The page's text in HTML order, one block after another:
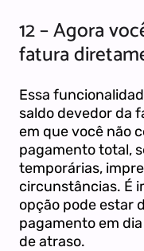
12 – Agora
fatura
Essa
saldo devedor da
em que você não
pagamento total,
temporárias,
circunstâncias. É
opção pode estar
pagamento em
de atraso.